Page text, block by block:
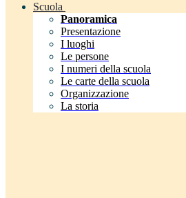
Scuola
Panoramica
Presentazione
I luoghi
Le persone
I numeri della scuola
Le carte della scuola
Organizzazione
La storia